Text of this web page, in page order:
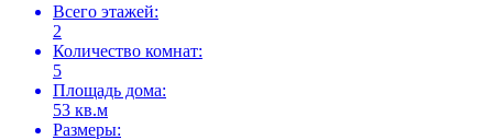
Всего этажей:
2
Количество комнат:
5
Площадь дома:
53 кв.м
Размеры: